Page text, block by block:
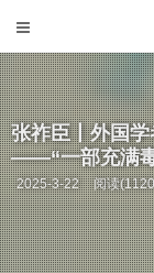
张祚臣丨外国
——“一部充满
2025-3-22 阅读